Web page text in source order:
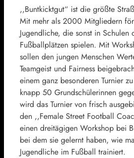
,,Buntkicktgut“ ist die größte
Mit mehr als 2000 Mitgliedern
Jugendliche, die sonst in Schulen
Fußballplätzen spielen. Mit
sollen den jungen Menschen
Teamgeist und Fairness
einem ganz besonderen Turnier
knapp 50 Grundschülerinnen
wird das Turnier von frisch
den ,,Female Street Football
einen dreitägigen Workshop bei
bei dem sie gelernt haben, wie
Jugendliche im Fußball trainiert.